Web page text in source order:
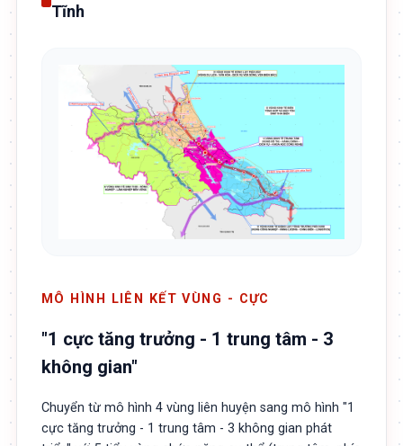
Tĩnh
MÔ HÌNH LIÊN KẾT VÙNG - CỰC
"1 cực tăng trưởng - 1 trung tâm - 3
không gian"
Chuyển từ mô hình 4 vùng liên huyện sang mô hình "1
cực tăng trưởng - 1 trung tâm - 3 không gian phát